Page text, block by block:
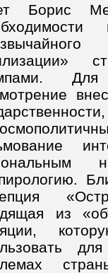
Борис
Для
из